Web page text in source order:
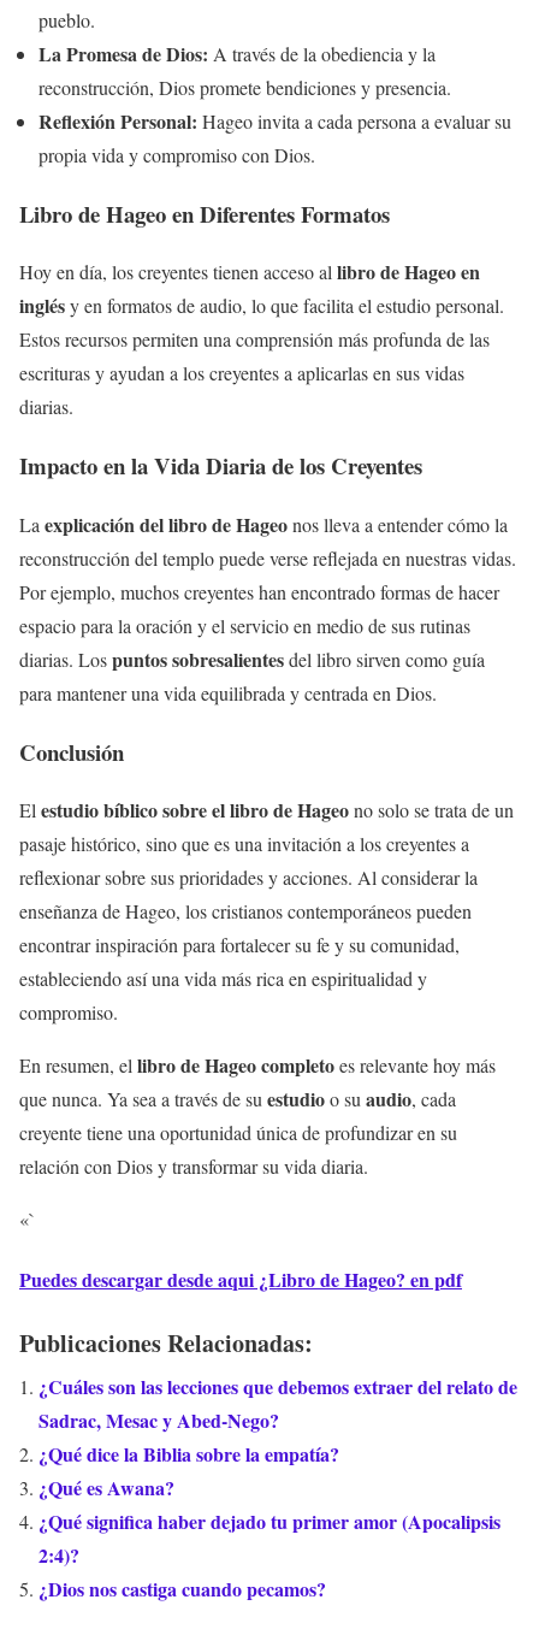
pueblo.
La Promesa de Dios: A través de la obediencia y la
reconstrucción, Dios promete bendiciones y presencia.
Reflexión Personal: Hageo invita a cada persona a evaluar su
propia vida y compromiso con Dios.
Libro de Hageo en Diferentes Formatos
Hoy en día, los creyentes tienen acceso allibro de Hageo en
inglésy en formatos de audio, lo que facilita el estudio personal.
Estos recursos permiten una comprensión más profunda de las
escrituras y ayudan a los creyentes a aplicarlas en sus vidas
diarias.
Impacto en la Vida Diaria de los Creyentes
La explicación del libro de Hageonos lleva a entender cómo la
reconstrucción del templo puede verse reflejada en nuestras vidas.
Por ejemplo, muchos creyentes han encontrado formas de hacer
espacio para la oración y el servicio en medio de sus rutinas
diarias. Lospuntos sobresalientesdel libro sirven como guía
para mantener una vida equilibrada y centrada en Dios.
Conclusión
Elestudio bíblico sobre el libro de Hageono solo se trata de un
pasaje histórico, sino que es una invitación a los creyentes a
reflexionar sobre sus prioridades y acciones. Al considerar la
enseñanza de Hageo, los cristianos contemporáneos pueden
encontrar inspiración para fortalecer su fe y su comunidad,
estableciendo así una vida más rica en espiritualidad y
compromiso.
En resumen, ellibro de Hageo completoes relevante hoy más
que nunca. Ya sea a través de suestudioo suaudio, cada
creyente tiene una oportunidad única de profundizar en su
relación con Dios y transformar su vida diaria.
«`
Puedes descargar desde aqui ¿Libro de Hageo? en pdf
Publicaciones Relacionadas:
¿Cuáles son las lecciones que debemos extraer del relato de
Sadrac, Mesac y Abed-Nego?
¿Qué dice la Biblia sobre la empatía?
¿Qué es Awana?
¿Qué significa haber dejado tu primer amor (Apocalipsis
2:4)?
¿Dios nos castiga cuando pecamos?